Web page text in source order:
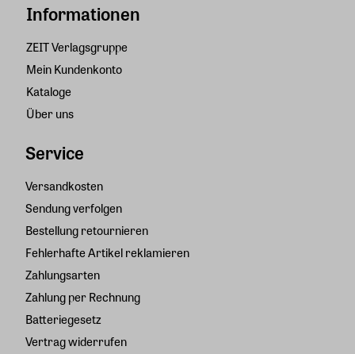
Informationen
ZEIT Verlagsgruppe
Mein Kundenkonto
Kataloge
Über uns
Service
Versandkosten
Sendung verfolgen
Bestellung retournieren
Fehlerhafte Artikel reklamieren
Zahlungsarten
Zahlung per Rechnung
Batteriegesetz
Vertrag widerrufen